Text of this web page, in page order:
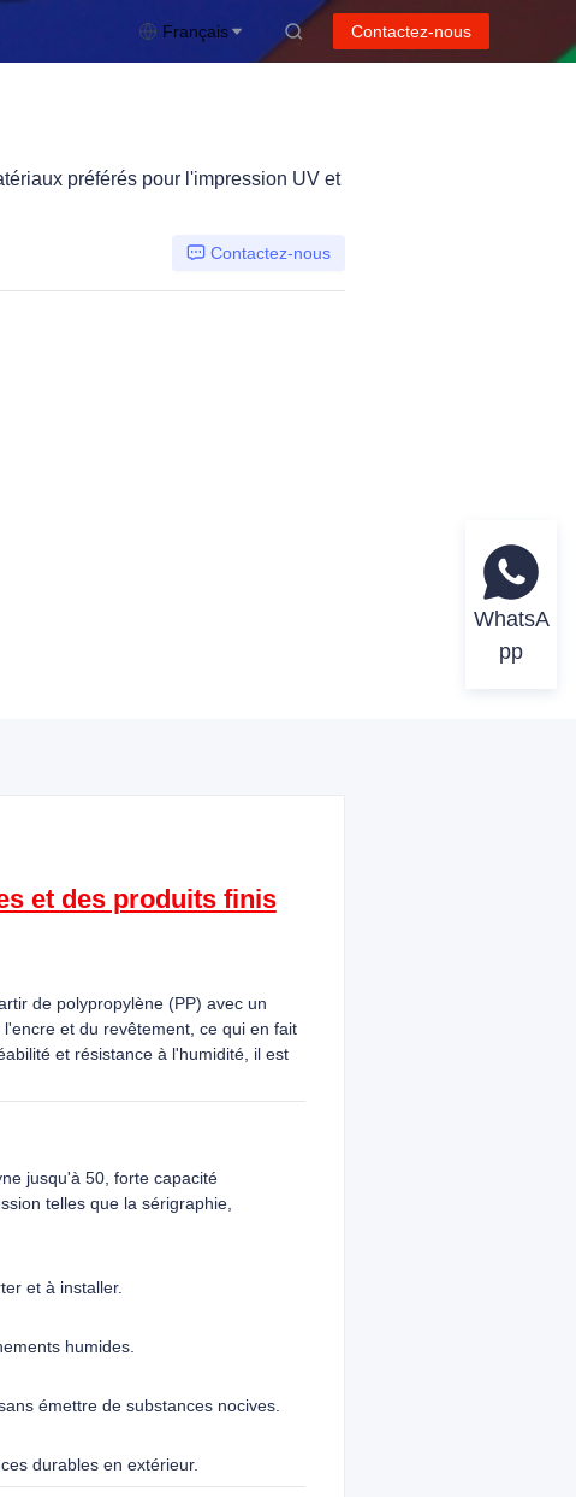
Français Contactez-nous
préférés pour l'impression UV et
Contactez-nous
et des produits finis
de polypropylène (PP) avec un
et du revêtement, ce qui en fait
et résistance à l'humidité, il est
jusqu'à 50, forte capacité
telles que la sérigraphie,
et à installer.
humides.
émettre de substances nocives.
durables en extérieur.
WhatsA
pp